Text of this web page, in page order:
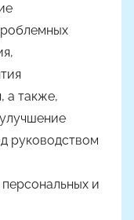
а также,
руководством
и